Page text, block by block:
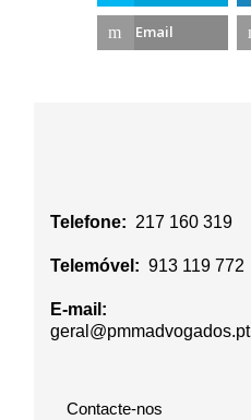
Email
Telefone: 217 160 319
Telemóvel: 913 119 772
E-mail:
geral@pmmadvogados.pt
Contacte-nos